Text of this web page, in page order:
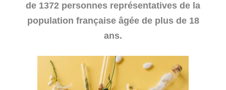
de 1372 personnes représentatives de la
population française âgée de plus de 18
ans.